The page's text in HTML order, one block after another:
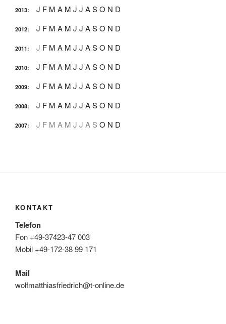
2013: J F M A M J J ASO N D
2012: J F M A M J J ASO N D
2011: J F M A M J J ASO N D
2010: J F M A M J J ASO N D
2009: J F M A M J J ASO N D
2008: J F M A M J J ASO N D
2007: J F M A M J J A S O N D
KONTAKT
Telefon
Fon +49-37423-47 003
Mobil +49-172-38 99 171
Mail
wolfmatthiasfriedrich@t-online.de